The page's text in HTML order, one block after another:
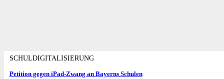
SCHULDIGITALISIERUNG
Petition gegen iPad-Zwang an Bayerns Schulen